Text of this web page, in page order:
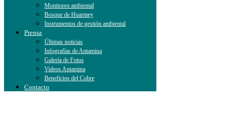
Monitoreo ambiental
Bosque de Huarmey
Instrumentos de gestión ambiental
Prensa
Últimas noticias
Infografías de Antamina
Galería de Fotos
Videos Antamina
Beneficios del Cobre
Contacto